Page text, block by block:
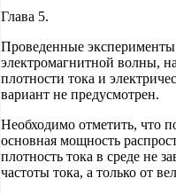
Глава 5.
Проведенные
электромагнитной волны,
плотности тока и
вариант не предусмотрен.
Необходимо отметить, что
основная мощность
плотность тока в среде не
частоты тока, а только от